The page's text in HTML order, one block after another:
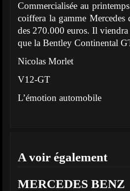
Commercialisée au
coiffera la gamme
des 270.000 euros. Il viendra
que la Bentley Continental
Nicolas Morlet
V12-GT
L’émotion automobile
A voir également
MERCEDES BENZ